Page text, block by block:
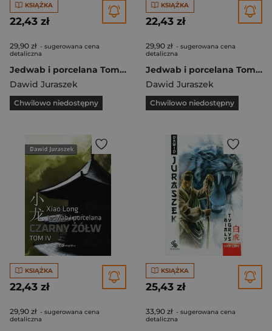
KSIĄŻKA
22,43 zł
29,90 zł - sugerowana cena
detaliczna
Jedwab i porcelana Tom 2 Niebieski smok
Dawid Juraszek
Chwilowo niedostępny
KSIĄŻKA
22,43 zł
29,90 zł - sugerowana cena
detaliczna
Jedwab i porcelana Tom 3 Czerwony ptak
Dawid Juraszek
Chwilowo niedostępny
KSIĄŻKA
22,43 zł
29,90 zł - sugerowana cena
detaliczna
KSIĄŻKA
25,43 zł
33,90 zł - sugerowana cena
detaliczna